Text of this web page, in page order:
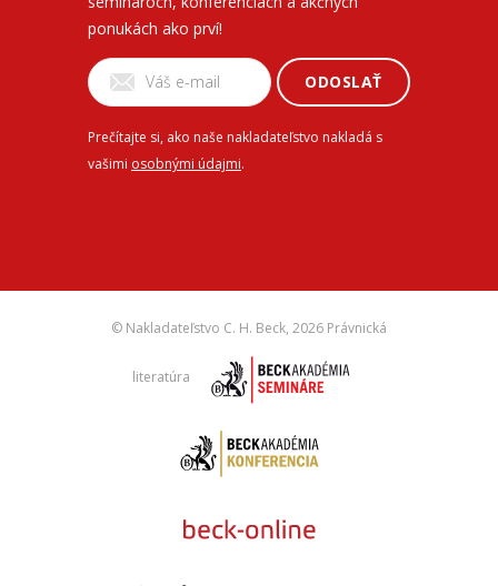
ponukách ako prví!
ODOSLAŤ
Prečítajte si, ako naše nakladateľstvo nakladá s
vašimi osobnými údajmi.
© Nakladateľstvo C. H. Beck, 2026 Právnická
literatúra